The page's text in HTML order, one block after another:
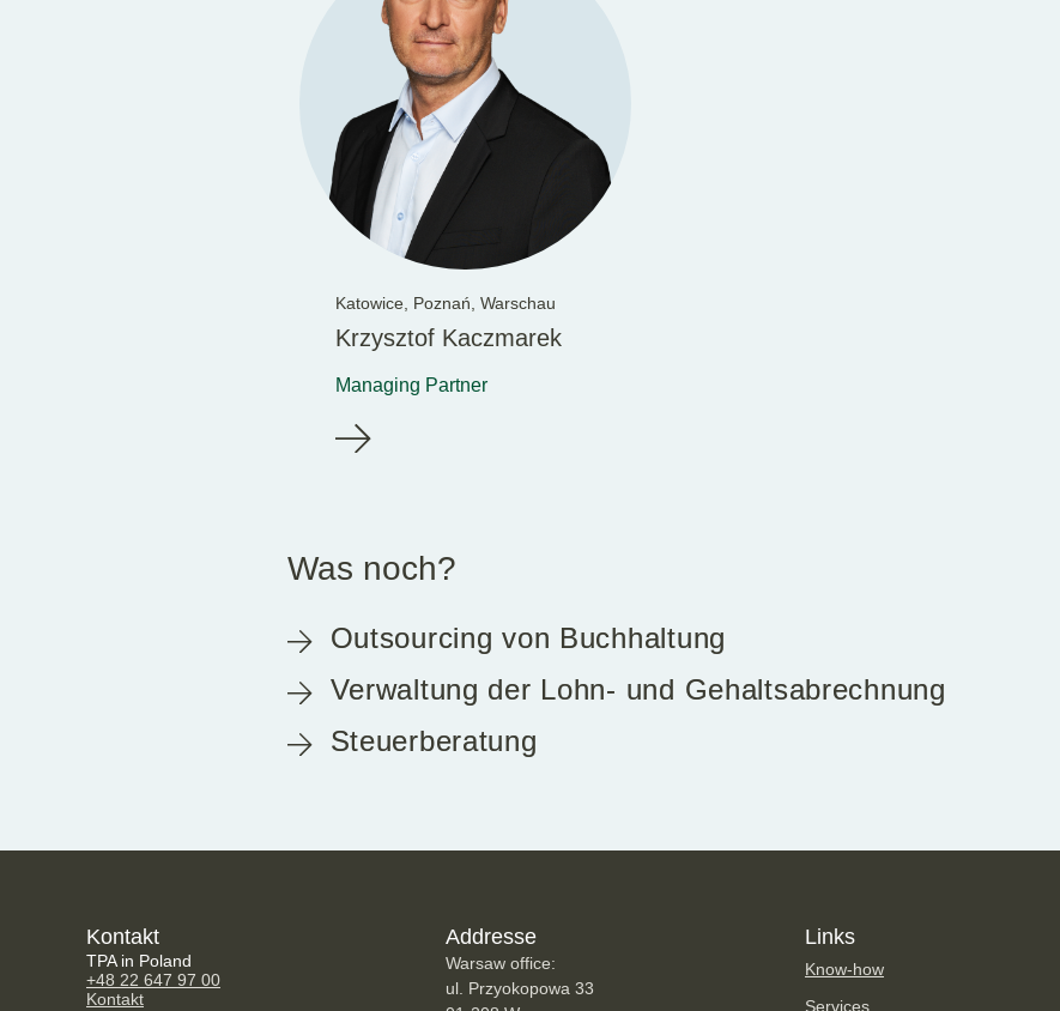
Katowice, Poznań, Warschau
Krzysztof Kaczmarek
Managing Partner
Was noch?
Outsourcing von Buchhaltung
Verwaltung der Lohn- und Gehaltsabrechnung
Steuerberatung
Kontakt
TPA in Poland
+48 22 647 97 00
Kontakt
Addresse
Warsaw office:
ul. Przyokopowa 33
Links
Know-how
Services